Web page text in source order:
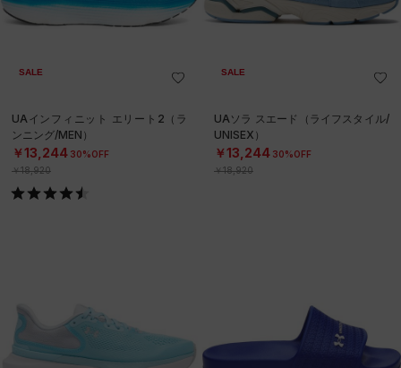
SALE
UAインフィニット エリート2（ラ
ンニング/MEN）
￥13,244 30%OFF
￥18,920
SALE
UAソラ スエード（ライフスタイル/
UNISEX）
￥13,244 30%OFF
￥18,920